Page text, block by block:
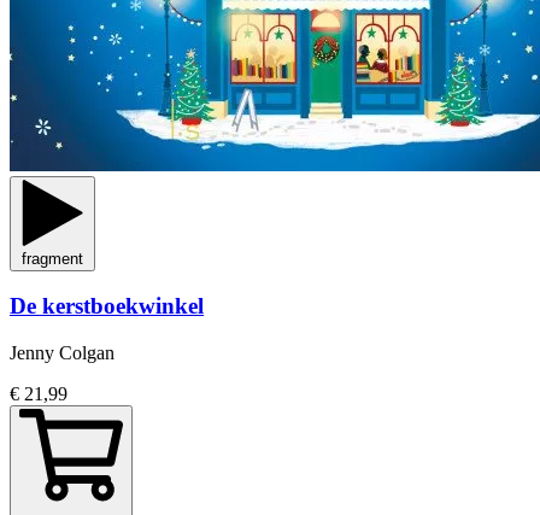
fragment
De kerstboekwinkel
Jenny Colgan
€ 21,99